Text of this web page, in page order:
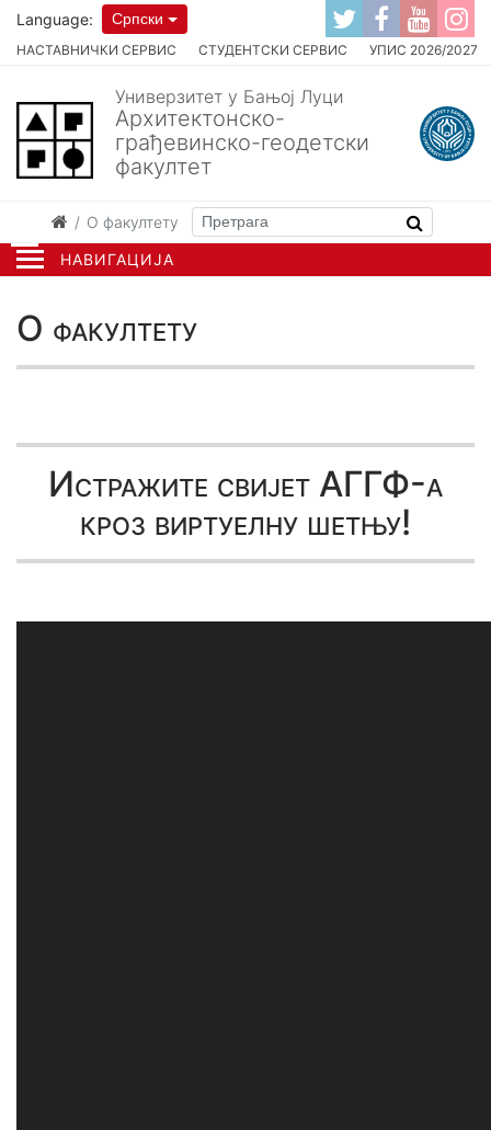
НАВИГАЦИЈА
НАСТАВНИЧКИ СЕРВИС СТУДЕНТСКИ СЕРВИС УПИС 2026/2027
Language: Српски
Универзитет у Бањој Луци
Архитектонско-
грађевинско-геодетски
факултет
О факултету
О факултету
Истражите свијет АГГФ-а
кроз виртуелну шетњу!